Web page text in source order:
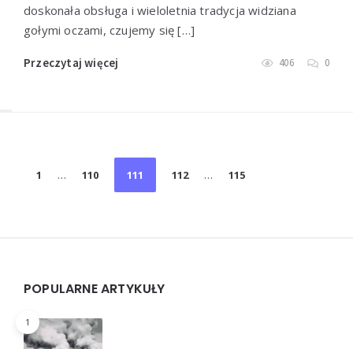
doskonała obsługa i wieloletnia tradycja widziana
gołymi oczami, czujemy się […]
Przeczytaj więcej 406 0
Stronicowanie
1 … 110 111 112 … 115
POPULARNE ARTYKUŁY
1